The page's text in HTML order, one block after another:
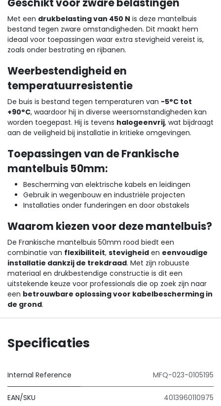
Geschikt voor zware belastingen
Met een drukbelasting van 450 N is deze mantelbuis
bestand tegen zware omstandigheden. Dit maakt hem
ideaal voor toepassingen waar extra stevigheid vereist is,
zoals onder bestrating en rijbanen.
Weerbestendigheid en
temperatuurresistentie
De buis is bestand tegen temperaturen van -5°C tot
+90°C, waardoor hij in diverse weersomstandigheden kan
worden toegepast. Hij is tevens halogeenvrij, wat bijdraagt
aan de veiligheid bij installatie in kritieke omgevingen.
Toepassingen van de Frankische
mantelbuis 50mm:
Bescherming van elektrische kabels en leidingen
Gebruik in wegenbouw en industriële projecten
Installaties onder funderingen en door obstakels
Waarom kiezen voor deze mantelbuis?
De Frankische mantelbuis 50mm rood biedt een
combinatie van flexibiliteit, stevigheid en eenvoudige
installatie dankzij de trekdraad. Met zijn robuuste
materiaal en drukbestendige constructie is dit een
uitstekende keuze voor professionals die op zoek zijn naar
een betrouwbare oplossing voor kabelbescherming in
de grond.
Specificaties
Internal Reference MFQ-023-0105195
EAN/SKU 4013960110975